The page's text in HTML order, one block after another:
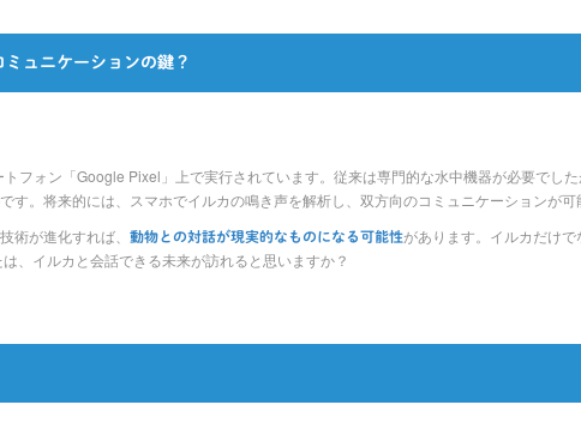
ュニケーションの鍵？
フォン「Google Pixel」上で実行されています。従来は専門的な水中機器が必要で
す。将来的には、スマホでイルカの鳴き声を解析し、双方向のコミュニケーションが可
術が進化すれば、
動物との対話が現実的なものになる可能性があります。イルカだけ
、イルカと会話できる未来が訪れると思いますか？